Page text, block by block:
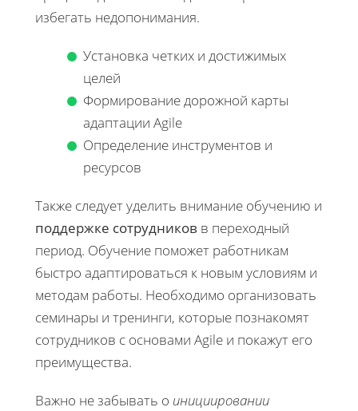
избегать недопонимания.
Установка четких и достижимых
целей
Формирование дорожной карты
адаптации Agile
Определение инструментов и
ресурсов
Также следует уделить внимание обучению и
поддержке сотрудников в переходный
период. Обучение поможет работникам
быстро адаптироваться к новым условиям и
методам работы. Необходимо организовать
семинары и тренинги, которые познакомят
сотрудников с основами Agile и покажут его
преимущества.
Важно не забывать о инициировании